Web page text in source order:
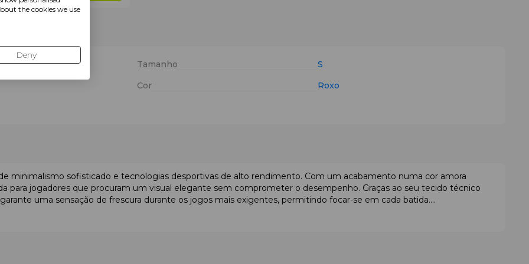
Tamanho
S
Cor
Roxo
minimalismo sofisticado e tecnologias desportivas de alto rendimento. Com um acabamento numa cor amora
para jogadores que procuram um visual elegante sem comprometer o desempenho. Graças ao seu tecido técnico
uma sensação de frescura durante os jogos mais exigentes, permitindo focar-se em cada batida.
the cookies we use
Deny